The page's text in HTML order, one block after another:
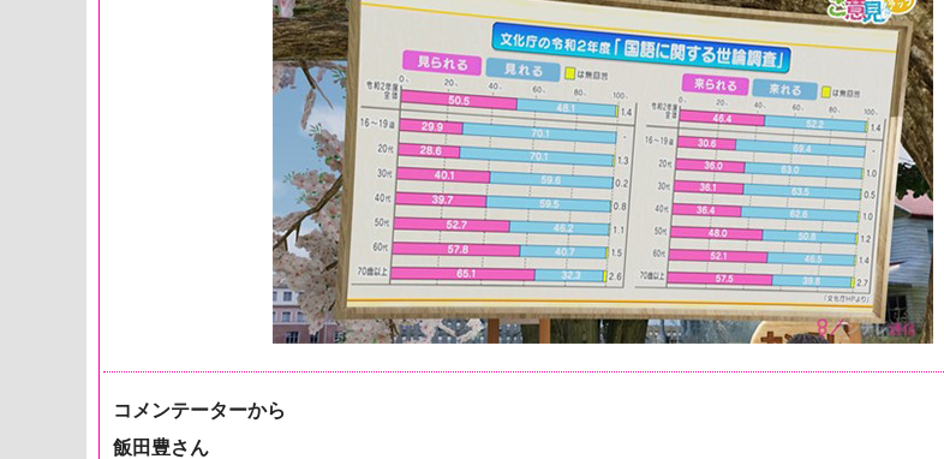
コメンテーターから
飯田豊さん